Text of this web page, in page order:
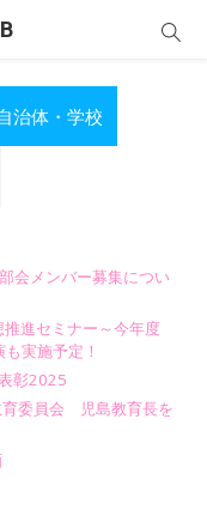
治体・学校
会メンバー募集につい
進セミナー～今年度
実施予定！
彰2025
育委員会 児島教育長を